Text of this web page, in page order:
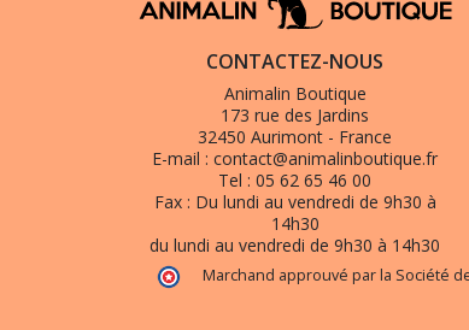
CONTACTEZ-NOUS
Animalin Boutique
173 rue des Jardins
32450 Aurimont - France
E-mail : contact@animalinboutique.fr
Tel : 05 62 65 46 00
Fax : Du lundi au vendredi de 9h30 à
14h30
du lundi au vendredi de 9h30 à 14h30
Marchand approuvé par la Société